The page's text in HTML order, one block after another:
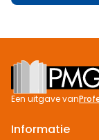
Footer
Een uitgave van
Informatie